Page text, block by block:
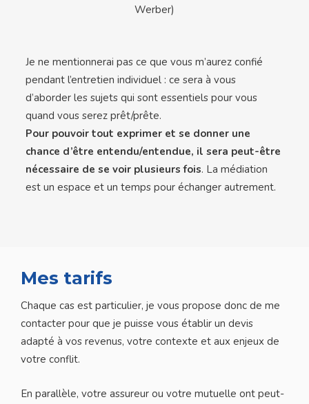
Werber)
Je ne mentionnerai pas ce que vous m’aurez confié
pendant l’entretien individuel : ce sera à vous
d’aborder les sujets qui sont essentiels pour vous
quand vous serez prêt/prête.
Pour pouvoir tout exprimer et se donner une
chance d’être entendu/entendue, il sera peut-être
nécessaire de se voir plusieurs fois. La médiation
est un espace et un temps pour échanger autrement.
Mes tarifs
Chaque cas est particulier, je vous propose donc de me
contacter pour que je puisse vous établir un devis
adapté à vos revenus, votre contexte et aux enjeux de
votre conflit.
En parallèle, votre assureur ou votre mutuelle ont peut-